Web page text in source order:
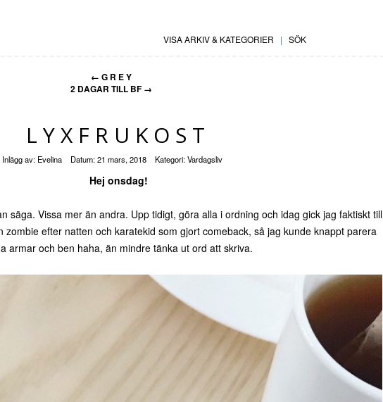
VISA ARKIV & KATEGORIER | SÖK
← G R E Y
2 DAGAR TILL BF →
LYXFRUKOST
Inlägg av: Evelina Datum:21 mars, 2018 Kategori:Vardagsliv
Hej onsdag!
säga. Vissa mer än andra. Upp tidigt, göra alla i ordning och idag gick jag faktiskt till
zombie efter natten och karatekid som gjort comeback, så jag kunde knappt parera
armar och ben haha, än mindre tänka ut ord att skriva.